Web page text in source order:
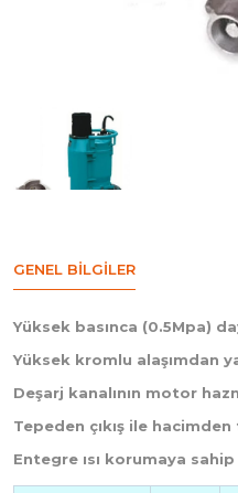
GENEL BILGILER
Yüksek basınca (0.5Mpa)
Yüksek kromlu alaşımdan
Deşarj kanalının motor
Tepeden çıkış ile
Entegre ısı korumaya